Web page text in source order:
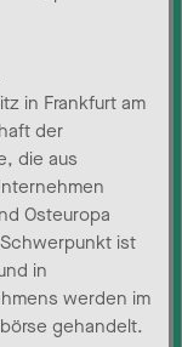
in Frankfurt am
der
die aus
Osteuropa
ist
in
werden im
gehandelt.